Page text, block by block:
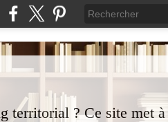
territorial ? Ce site met